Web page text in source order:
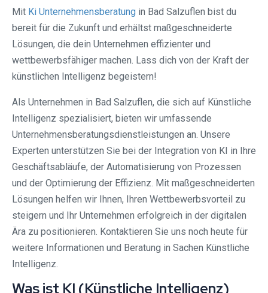
Mit Ki Unternehmensberatung in Bad Salzuflen bist du
bereit für die Zukunft und erhältst maßgeschneiderte
Lösungen, die dein Unternehmen effizienter und
wettbewerbsfähiger machen. Lass dich von der Kraft der
künstlichen Intelligenz begeistern!
Als Unternehmen in Bad Salzuflen, die sich auf Künstliche
Intelligenz spezialisiert, bieten wir umfassende
Unternehmensberatungsdienstleistungen an. Unsere
Experten unterstützen Sie bei der Integration von KI in Ihre
Geschäftsabläufe, der Automatisierung von Prozessen
und der Optimierung der Effizienz. Mit maßgeschneiderten
Lösungen helfen wir Ihnen, Ihren Wettbewerbsvorteil zu
steigern und Ihr Unternehmen erfolgreich in der digitalen
Ära zu positionieren. Kontaktieren Sie uns noch heute für
weitere Informationen und Beratung in Sachen Künstliche
Intelligenz.
Was ist KI (Künstliche Intelligenz)